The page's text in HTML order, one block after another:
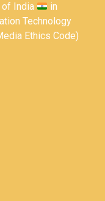
of India
in
Technology
Ethics Code)